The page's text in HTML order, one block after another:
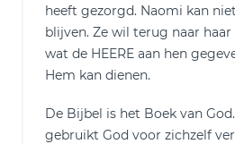
heeft gezorgd. Naomi kan
blijven. Ze wil terug naar
wat de HEERE aan hen
Hem kan dienen.
De Bijbel is het Boek van
gebruikt God voor zichzelf